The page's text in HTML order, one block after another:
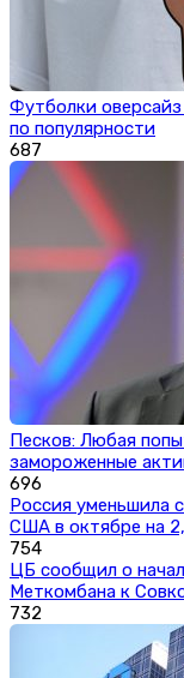
Футболки
по популярности
687
Песков: Любая
замороженные
696
Россия уменьшила
США в октябре на
754
ЦБ сообщил о
Меткомбана к
732